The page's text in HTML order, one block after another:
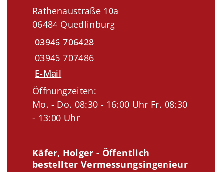
Rathenaustraße 10a
06484 Quedlinburg
03946 706428
03946 707486
E-Mail
Öffnungzeiten:
Mo. - Do. 08:30 - 16:00 Uhr Fr. 08:30
- 13:00 Uhr
Käfer, Holger - Öffentlich
bestellter Vermessungsingenieur